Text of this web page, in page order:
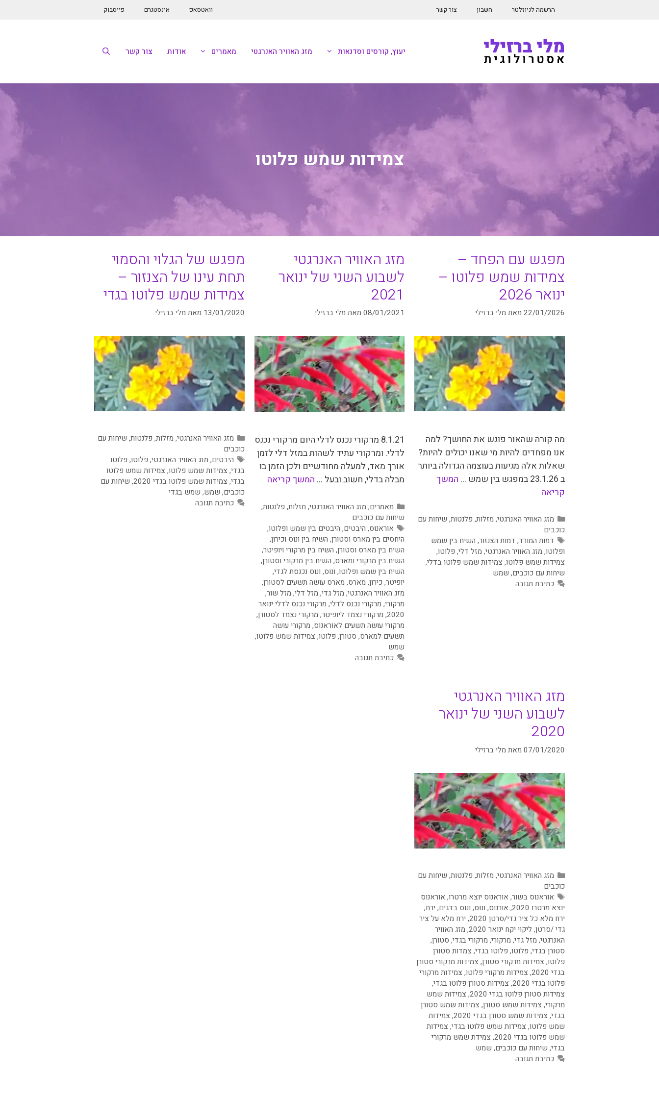
הרשמה לניוזלטר חשבון צור קשר פייסבוק אינסטגרם וואטסאפ
יעוץ, קורסים וסדנאות מזג האוויר האנרגטי מאמרים אודות צור קשר
צמידות שמש פלוטו
מפגש עם הפחד –
צמידות שמש פלוטו –
ינואר 2026
22/01/2026 מאת מלי ברזילי
מה קורה שהאור פוגש את החושך? למה
אנו מפחדים להיות מי שאנו יכולים להיות?
שאלות אלה מגיעות בעוצמה הגדולה ביותר
ב 23.1.26 במפגש בין שמש …
המשך
קריאה
קטגוריות
מזג האוויר האנרגטי, מזלות, פלנטות, שיחות עם
כוכבים
תגיות
דמות המורד, דמות הצנזור, השיח בין שמש
ופלוטו, מזג האוויר האנרגטי, מזל דלי, פלוטו,
צמידות שמש פלוטו, צמידות שמש פלוטו בדלי,
שיחות עם כוכבים, שמש
כתיבת תגובה
מזג האוויר האנרגטי
לשבוע השני של ינואר
2021
08/01/2021 מאת מלי ברזילי
8.1.21 מרקורי נכנס לדלי היום מרקורי נכנס
לדלי. ומרקורי עתיד לשהות במזל דלי לזמן
אורך מאד, למעלה מחודשיים ולכן הזמן בו
מבלה בדלי, חשוב ובעל … המשך קריאה
קטגוריות
מאמרים, מזג האוויר האנרגטי, מזלות, פלנטות,
שיחות עם כוכבים
תגיות
אוראנוס, היבטים, היבטים בין שמש ופלוטו,
היחסים בין מארס וסטורן, השיח בין ונוס וכירון,
השיח בין מארס וסטורן, השיח בין מרקורי ויופיטר,
השיח בין מרקורי ומארס, השיח בין מרקורי וסטורן,
השיח בין שמש ופלוטו, ונוס, ונוס נכנסת לגדי,
יופיטר, כירון, מארס, מארס עושה תשעים לסטורן,
מזג האוויר האנרגטי, מזל גדי, מזל דלי, מזל שור,
מרקורי, מרקורי נכנס לדלי, מרקורי נכנס לדלי ינואר
2020
, מרקורי נצמד ליופיטר, מרקורי נצמד לסטורן,
מרקורי עושה תשעים לאוראנוס, מרקורי עושה
תשעים למארס, סטורן, פלוטו, צמידות שמש פלוטו,
שמש
כתיבת תגובה
מפגש של הגלוי והסמוי
תחת עינו של הצנזור –
צמידות שמש פלוטו בגדי
13/01/2020 מאת מלי ברזילי
קטגוריות
מזג האוויר האנרגטי, מזלות, פלנטות, שיחות עם
כוכבים
תגיות
היבטים, מזג האוויר האנרגטי, פלוטו, פלוטו
בגדי, צמידות שמש פלוטו, צמידות שמש פלוטו
בגדי, צמידות שמש פלוטו בגדי 2020 , שיחות עם
כוכבים, שמש, שמש בגדי
כתיבת תגובה
מזג האוויר האנרגטי
לשבוע השני של ינואר
2020
07/01/2020 מאת מלי ברזילי
קטגוריות
מזג האוויר האנרגטי, מזלות, פלנטות, שיחות עם
כוכבים
תגיות
אוראנוס בשור, אוראנוס יוצא מרטרו, אוראנוס
יוצא מרטרו 2020
, אורנוס, ונוס, ונוס בדגים, ירח,
ירח מלא כל ציר גדי/סרטן 2020
, ירח מלא על ציר
גדי /סרטן,ליקוי יקח ינואר 2020 , מזג האוויר
האנרגטי, מזל גדי, מרקורי, מרקורי בגדי, סטורן,
סטורן בגדי, פלוטו, פלוטו בגדי, צמדות סטורן
פלוטו, צמידות מרקורי סטורן, צמידות מרקורי סטורן
בגדי 2020
, צמידות מרקורי פלוטו, צמידות מרקורי
פלוטו בגדי 2020
, צמידות סטורן פלוטו בגדי,
צמידות סטורן פלוטו בגדי 2020
, צמידות שמש
מרקורי, צמידות שמש סטורן, צמידות שמש סטורן
בגדי, צמידות שמש סטורן בגדי 2020 , צמידות
שמש פלוטו, צמידות שמש פלוטו בגדי, צמידות
שמש פלוטו בגדי 2020
, צמידת שמש מרקורי
בגדי, שיחות עם כוכבים, שמש
כתיבת תגובה